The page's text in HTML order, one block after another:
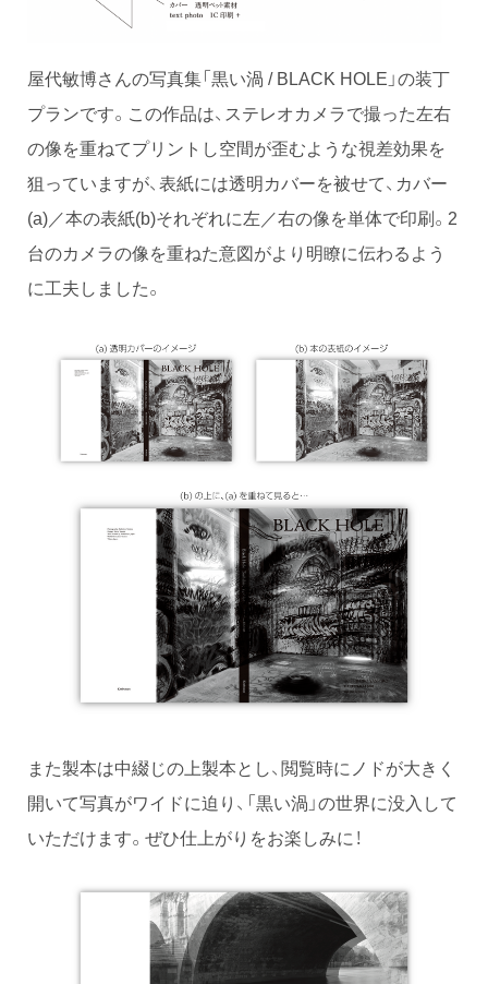
屋代敏博さんの写真集「黒い渦 / BLACK HOLE」の装丁
プランです。この作品は、ステレオカメラで撮った左右
の像を重ねてプリントし空間が歪むような視差効果を
狙っていますが、表紙には透明カバーを被せて、カバー
(a)／本の表紙(b)それぞれに左／右の像を単体で印刷。2
台のカメラの像を重ねた意図がより明瞭に伝わるよう
に工夫しました。
また製本は中綴じの上製本とし、閲覧時にノドが大きく
開いて写真がワイドに迫り、「黒い渦」の世界に没入して
いただけます。ぜひ仕上がりをお楽しみに！